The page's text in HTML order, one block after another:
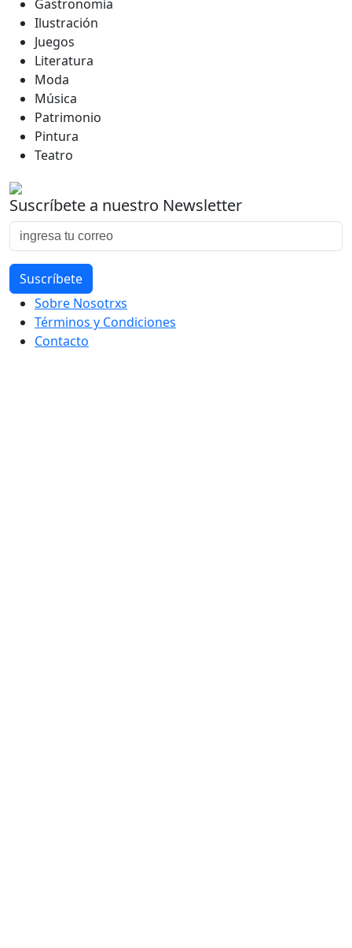
Gastronomía
Ilustración
Juegos
Literatura
Moda
Música
Patrimonio
Pintura
Teatro
Suscríbete a nuestro Newsletter
Sobre Nosotrxs
Términos y Condiciones
Contacto